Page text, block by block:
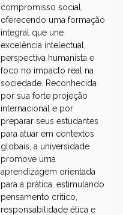
compromisso social,
oferecendo uma formação
integral que une
excelência intelectual,
perspectiva humanista e
foco no impacto real na
sociedade. Reconhecida
por sua forte projeção
internacional e por
preparar seus estudantes
para atuar em contextos
globais, a universidade
promove uma
aprendizagem orientada
para a prática, estimulando
pensamento crítico,
responsabilidade ética e